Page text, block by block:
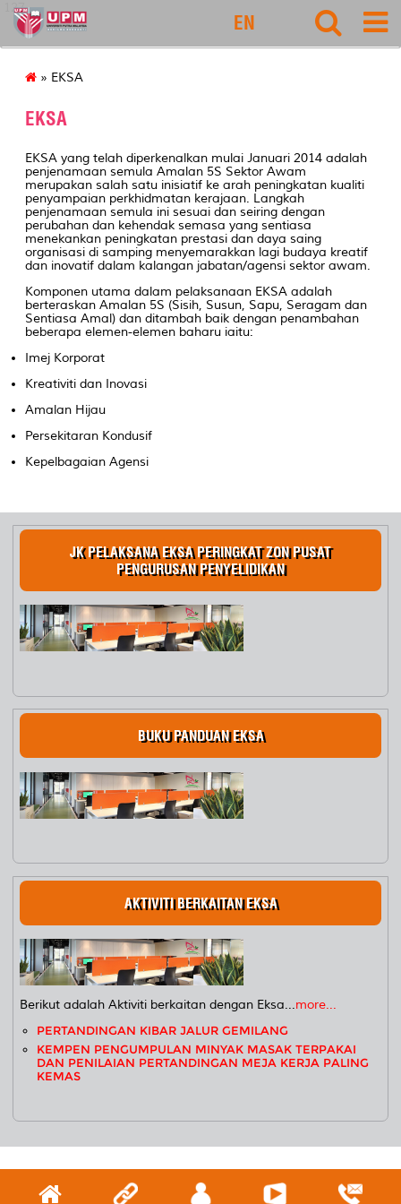
127
EN
» EKSA
EKSA
EKSA yang telah diperkenalkan mulai Januari 2014 adalah
penjenamaan semula Amalan 5S Sektor Awam
merupakan salah satu inisiatif ke arah peningkatan kualiti
penyampaian perkhidmatan kerajaan. Langkah
penjenamaan semula ini sesuai dan seiring dengan
perubahan dan kehendak semasa yang sentiasa
menekankan peningkatan prestasi dan daya saing
organisasi di samping menyemarakkan lagi budaya kreatif
dan inovatif dalam kalangan jabatan/agensi sektor awam.
Komponen utama dalam pelaksanaan EKSA adalah
berteraskan Amalan 5S (Sisih, Susun, Sapu, Seragam dan
Sentiasa Amal) dan ditambah baik dengan penambahan
beberapa elemen-elemen baharu iaitu:
Imej Korporat
Kreativiti dan Inovasi
Amalan Hijau
Persekitaran Kondusif
Kepelbagaian Agensi
JK PELAKSANA EKSA PERINGKAT ZON PUSAT
PENGURUSAN PENYELIDIKAN
BUKU PANDUAN EKSA
AKTIVITI BERKAITAN EKSA
Berikut adalah Aktiviti berkaitan dengan Eksa...more...
PERTANDINGAN KIBAR JALUR GEMILANG
KEMPEN PENGUMPULAN MINYAK MASAK TERPAKAI
DAN PENILAIAN PERTANDINGAN MEJA KERJA PALING
KEMAS